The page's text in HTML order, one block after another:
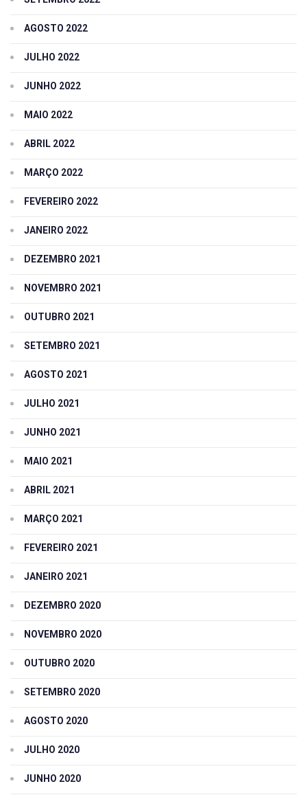
AGOSTO 2022
JULHO 2022
JUNHO 2022
MAIO 2022
ABRIL 2022
MARÇO 2022
FEVEREIRO 2022
JANEIRO 2022
DEZEMBRO 2021
NOVEMBRO 2021
OUTUBRO 2021
SETEMBRO 2021
AGOSTO 2021
JULHO 2021
JUNHO 2021
MAIO 2021
ABRIL 2021
MARÇO 2021
FEVEREIRO 2021
JANEIRO 2021
DEZEMBRO 2020
NOVEMBRO 2020
OUTUBRO 2020
SETEMBRO 2020
AGOSTO 2020
JULHO 2020
JUNHO 2020